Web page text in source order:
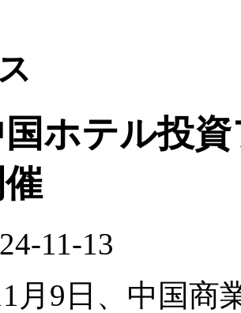
国ホテル投
11-13
月9日、中国商